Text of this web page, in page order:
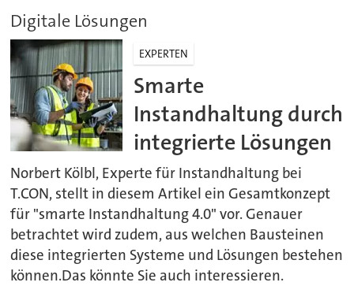
Digitale Lösungen
EXPERTEN
Smarte
Instandhaltung durch
integrierte Lösungen
Norbert Kölbl, Experte für Instandhaltung bei
T.CON, stellt in diesem Artikel ein Gesamtkonzept
für "smarte Instandhaltung 4.0" vor. Genauer
betrachtet wird zudem, aus welchen Bausteinen
diese integrierten Systeme und Lösungen bestehen
können.Das könnte Sie auch interessieren.